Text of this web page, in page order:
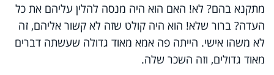
מתקנא בהם? לא! האם הוא היה מנסה להלין עליהם את כל
העדה? ברור שלא! הוא היה קולט שזה לא קשור אליהם, זה
לא משהו אישי. הייתה פה אמא מאוד גדולה שעשתה דברים
מאוד גדולים, וזה השכר שלה.